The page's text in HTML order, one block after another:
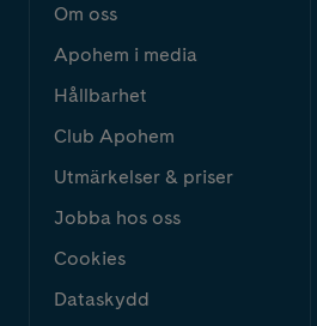
Om oss
Apohem i media
Hållbarhet
Club Apohem
Utmärkelser & priser
Jobba hos oss
Cookies
Dataskydd